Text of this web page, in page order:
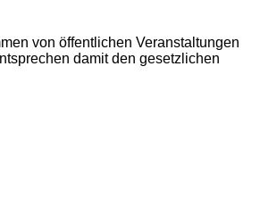
von öffentlichen Veranstaltungen
damit den gesetzlichen